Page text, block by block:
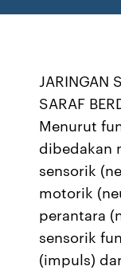
JARINGAN
SARAF
Menurut
dibedakan
sensorik
motorik
perantara
sensorik
(impuls)